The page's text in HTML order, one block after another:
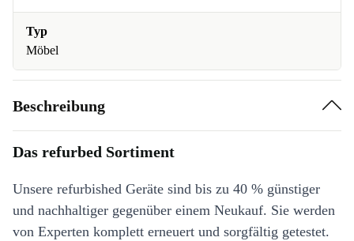
Typ
Möbel
Beschreibung
Das refurbed Sortiment
Unsere refurbished Geräte sind bis zu 40 % günstiger
und nachhaltiger gegenüber einem Neukauf. Sie werden
von Experten komplett erneuert und sorgfältig getestet.